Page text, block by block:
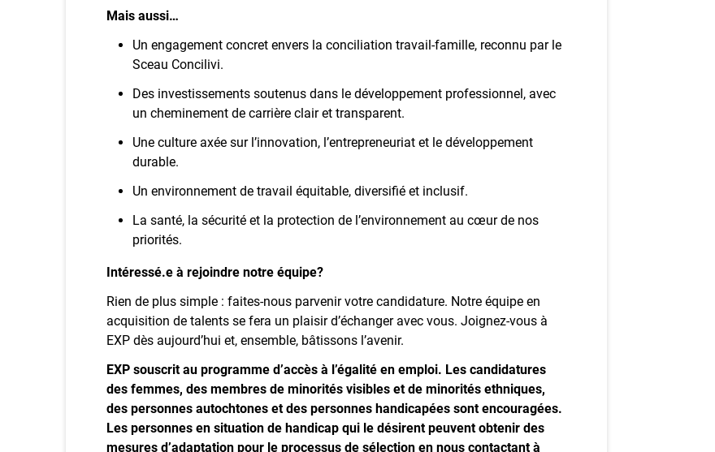
Mais aussi…
Un engagement concret envers la conciliation travail‑famille, reconnu par le
Sceau Concilivi.
Des investissements soutenus dans le développement professionnel, avec
un cheminement de carrière clair et transparent.
Une culture axée sur l’innovation, l’entrepreneuriat et le développement
durable.
Un environnement de travail équitable, diversifié et inclusif.
La santé, la sécurité et la protection de l’environnement au cœur de nos
priorités.
Intéressé.e à rejoindre notre équipe?
Rien de plus simple : faites‑nous parvenir votre candidature. Notre équipe en
acquisition de talents se fera un plaisir d’échanger avec vous. Joignez‑vous à
EXP dès aujourd’hui et, ensemble, bâtissons l’avenir.
EXP souscrit au programme d’accès à l’égalité en emploi. Les candidatures
des femmes, des membres de minorités visibles et de minorités ethniques,
des personnes autochtones et des personnes handicapées sont encouragées.
Les personnes en situation de handicap qui le désirent peuvent obtenir des
mesures d’adaptation pour le processus de sélection en nous contactant à